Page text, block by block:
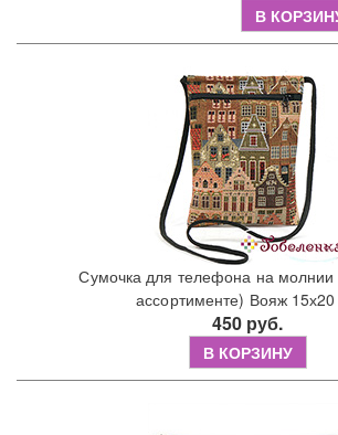
В
Сумочка для телефона на молнии
ассортименте) Вояж
450 руб.
В КОРЗИНУ